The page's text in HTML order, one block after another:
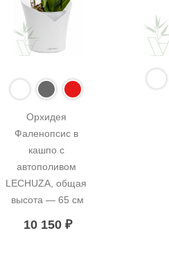
Орхидея
Фаленопсис в
кашпо с
автополивом
LECHUZA, общая
высота — 65 см
10 150 ₽